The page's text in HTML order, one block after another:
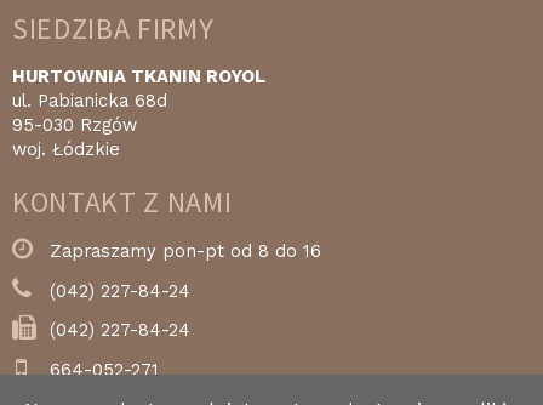
SIEDZIBA FIRMY
HURTOWNIA TKANIN ROYOL
ul. Pabianicka 68d
95-030 Rzgów
woj. Łódzkie
KONTAKT Z NAMI
Zapraszamy pon-pt od 8 do 16
(042) 227-84-24
(042) 227-84-24
664-052-271